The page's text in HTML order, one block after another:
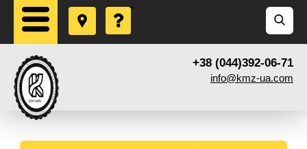
+38 (044)392-06-71
info@kmz-ua.com